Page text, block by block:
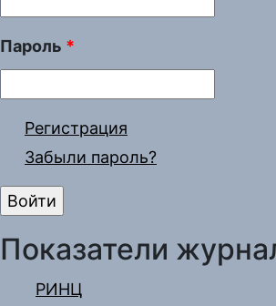
Пароль *
Регистрация
Забыли пароль?
Показатели
РИНЦ